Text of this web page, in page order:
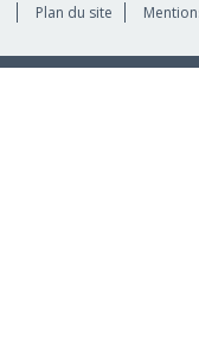
Plan du site